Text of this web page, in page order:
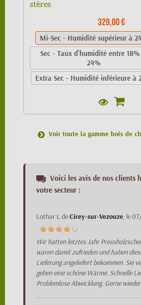
stères
329,00 €
Mi-Sec - Humidité supérieur à
Sec - Taux d'humidité entre
24%
Extra Sec - Humidité inférieure à
Voir toute la gamme bois de
Voici les avis de nos clients
votre secteur :
Lothar LdeCirey-sur-Vezouze, le
Wir hatten letztes Jahr
waren damit zufrieden und haben
Lieferung angeliefert bekommen. Sie
geben eine schöne Wärme. Schnelle
Problemlose Abwicklung. Gerne